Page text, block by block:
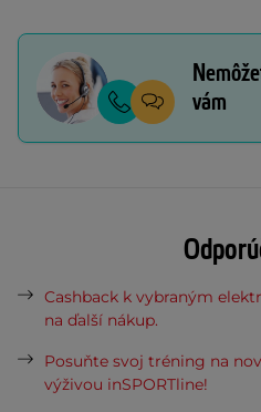
vám
Cashback k vybraným
na ďalší nákup.
Posuňte svoj tréning na
výživou inSPORTline!